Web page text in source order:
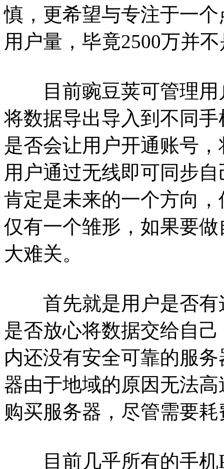
慎，更希望与专注于一
用户量，毕竟2500万并
目前豌豆荚可管理用
将数据导出导入到不同
是否会让用户开通账号
用户通过无线即可同步
肯定是未来的一个方向
仅有一个雏形，如果要
大难关。
首先就是用户是否有
是否放心将数据交给自
内还没有安全可靠的服
器由于地域的原因无法
购买服务器，尽管需要
目前几乎所有的手机